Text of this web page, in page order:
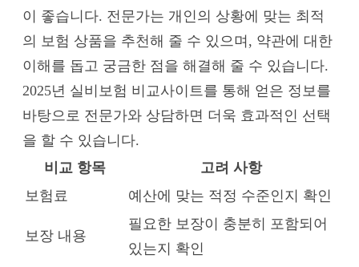
이 좋습니다. 전문가는 개인의 상황에 맞는 최적
의 보험 상품을 추천해 줄 수 있으며, 약관에 대한
이해를 돕고 궁금한 점을 해결해 줄 수 있습니다.
2025년 실비보험 비교사이트를 통해 얻은 정보를
바탕으로 전문가와 상담하면 더욱 효과적인 선택
을 할 수 있습니다.
비교 항목
고려 사항
보험료
예산에 맞는 적정 수준인지 확인
보장 내용
필요한 보장이 충분히 포함되어
있는지 확인